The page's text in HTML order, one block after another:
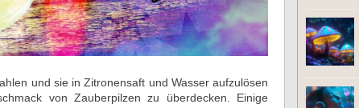
und sie in Zitronensaft und Wasser aufzulösen
von Zauberpilzen zu überdecken. Einige